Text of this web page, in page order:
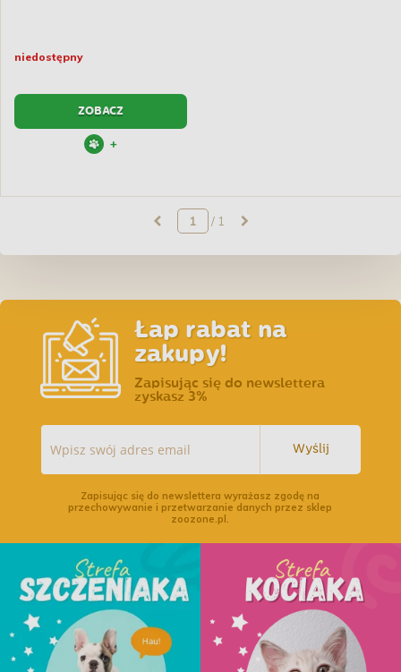
niedostępny
ZOBACZ
+
/ 1
Łap rabat na
zakupy!
Zapisując się do newslettera
zyskasz 3%
Wyślij
Zapisując się do newslettera wyrażasz zgodę na
przechowywanie i przetwarzanie danych przez sklep
zoozone.pl.